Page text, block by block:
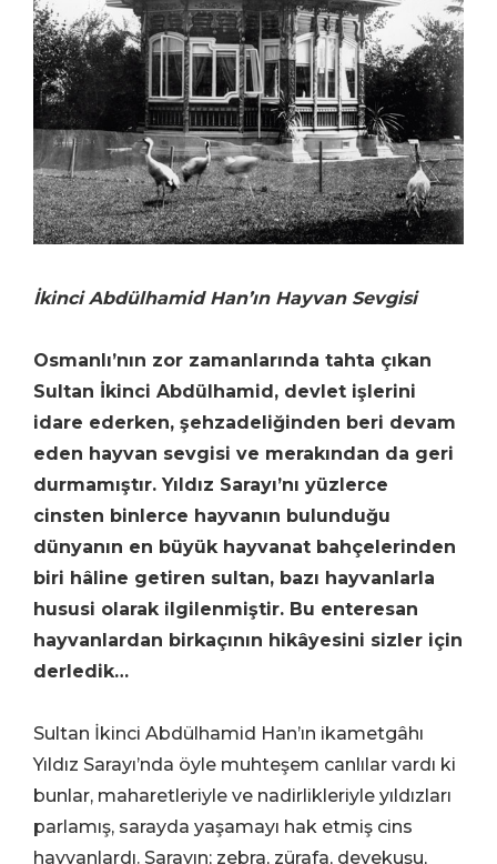
İkinci Abdülhamid Han’ın Hayvan Sevgisi
Osmanlı’nın zor zamanlarında tahta çıkan
Sultan İkinci Abdülhamid, devlet işlerini
idare ederken, şehzadeliğinden beri devam
eden hayvan sevgisi ve merakından da geri
durmamıştır. Yıldız Sarayı’nı yüzlerce
cinsten binlerce hayvanın bulunduğu
dünyanın en büyük hayvanat bahçelerinden
biri hâline getiren sultan, bazı hayvanlarla
hususi olarak ilgilenmiştir. Bu enteresan
hayvanlardan birkaçının hikâyesini sizler için
derledik…
Sultan İkinci Abdülhamid Han’ın ikametgâhı
Yıldız Sarayı’nda öyle muhteşem canlılar vardı ki
bunlar, maharetleriyle ve nadirlikleriyle yıldızları
parlamış, sarayda yaşamayı hak etmiş cins
hayvanlardı. Sarayın; zebra, zürafa, devekuşu,